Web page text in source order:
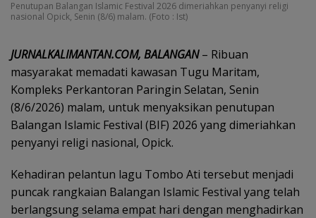
Penutupan Balangan Islamic Festival 2026 dimeriahkan penyanyi religi
nasional Opick, Senin (8/6) malam. (Foto : Ist)
JURNALKALIMANTAN.COM, BALANGAN– Ribuan
masyarakat memadati kawasan Tugu Maritam,
Kompleks Perkantoran Paringin Selatan, Senin
(8/6/2026) malam, untuk menyaksikan penutupan
Balangan Islamic Festival (BIF) 2026 yang dimeriahkan
penyanyi religi nasional, Opick.
Kehadiran pelantun lagu Tombo Ati tersebut menjadi
puncak rangkaian Balangan Islamic Festival yang telah
berlangsung selama empat hari dengan menghadirkan